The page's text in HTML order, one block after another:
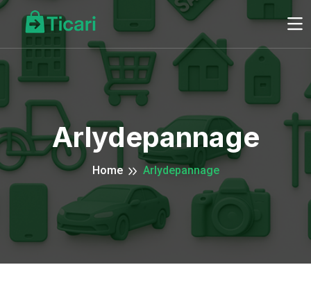
Arlydepannage
Home Arlydepannage